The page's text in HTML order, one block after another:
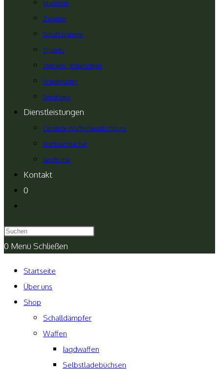
Munition
Zubehör
Schaftsysteme
Tripods
Optiken, Visierungen
Wiederladen
Sonstiges
Dienstleistungen
Cerakote Waffenbeschichtung
Büchsenmacher
Jagdkurse
Kontakt
0
umschalten
0 Menü Schließen
Startseite
Über uns
Shop
Schalldämpfer
Waffen
Jagdwaffen
Selbstladebüchsen